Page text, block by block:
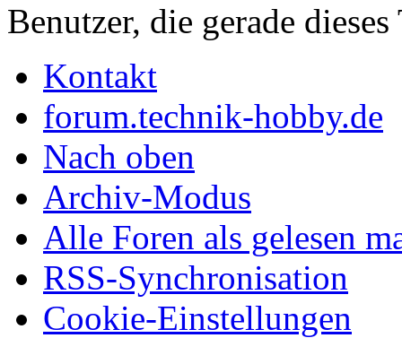
Benutzer, die gerade
Kontakt
forum.technik-hobby.de
Nach oben
Archiv-Modus
Alle Foren als gelesen
RSS-Synchronisation
Cookie-Einstellungen